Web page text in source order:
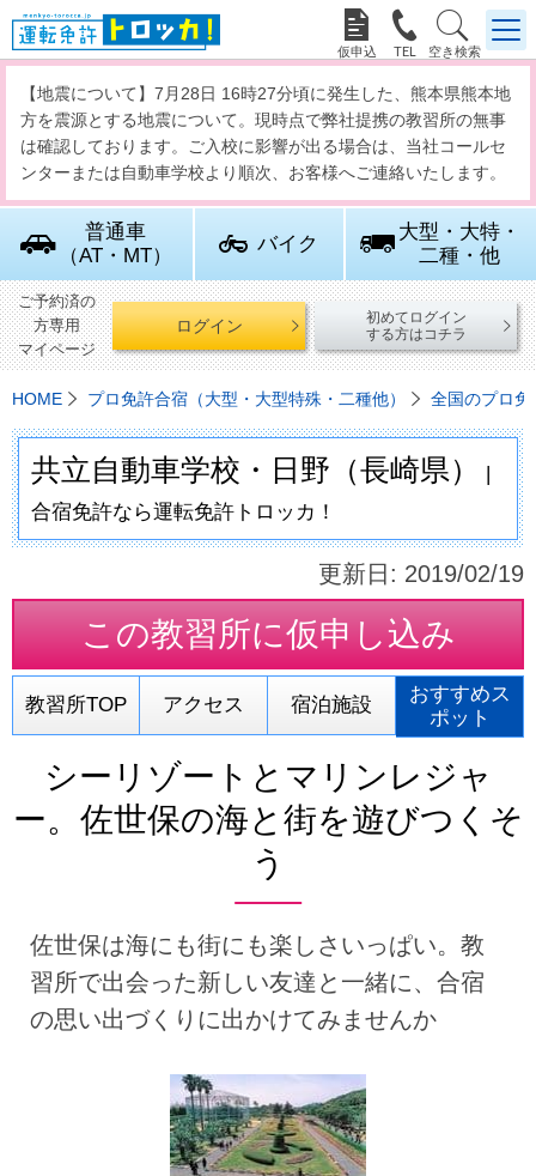
  
【地震について】7月28日 16時27分頃に発生した、熊本県熊本地
方を震源とする地震について。現時点で弊社提携の教習所の無事
は確認しております。ご入校に影響が出る場合は、当社コールセ
ンターまたは自動車学校より順次、お客様へご連絡いたします。
普通車
（AT・MT）
バイク
大型・大特・
二種・他
ご予約済の
方専用
マイページ
ログイン
初めてログイン
する方はコチラ
HOME プロ免許合宿（大型・大型特殊・二種他） 全国のプロ
共立自動車学校・日野（長崎県）
|
合宿免許なら運転免許トロッカ！
更新日: 2019/02/19
この教習所に仮申し込み
教習所TOP アクセス 宿泊施設
おすすめス
ポット
シーリゾートとマリンレジャ
ー。佐世保の海と街を遊びつくそ
う
佐世保は海にも街にも楽しさいっぱい。教
習所で出会った新しい友達と一緒に、合宿
の思い出づくりに出かけてみませんか